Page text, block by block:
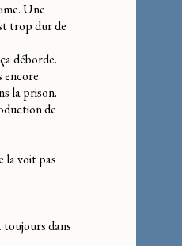
Une
trop dur de
déborde.
encore
la prison.
de
la voit pas
toujours dans